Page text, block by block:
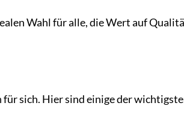
Wahl für alle, die Wert auf
sich. Hier sind einige der